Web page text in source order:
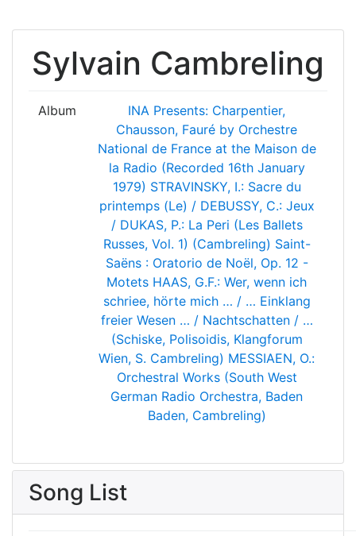
Sylvain Cambreling
Album
INA Presents: Charpentier,
Chausson, Fauré by Orchestre
National de France at the Maison de
la Radio (Recorded 16th January
1979) STRAVINSKY, I.: Sacre du
printemps (Le) / DEBUSSY, C.: Jeux
/ DUKAS, P.: La Peri (Les Ballets
Russes, Vol. 1) (Cambreling) Saint-
Saëns : Oratorio de Noël, Op. 12 -
Motets HAAS, G.F.: Wer, wenn ich
schriee, hörte mich … / … Einklang
freier Wesen … / Nachtschatten / …
(Schiske, Polisoidis, Klangforum
Wien, S. Cambreling) MESSIAEN, O.:
Orchestral Works (South West
German Radio Orchestra, Baden
Baden, Cambreling)
Song List